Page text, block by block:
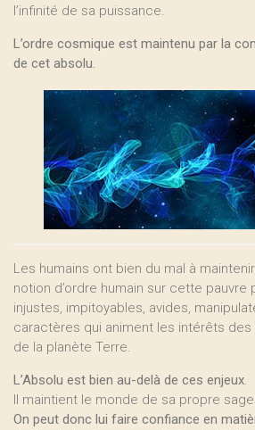
l’infinité de sa puissance.
L’ordre cosmique est maintenu par la
de cet absolu.
Les humains ont bien du mal à
notion d’ordre humain sur cette pauvre
injustes, impitoyables, avides,
caractères qui animent les intérêts des
de la planète Terre.
L’Absolu est bien au-delà de ces enjeux.
Il maintient le monde de sa propre
On peut donc lui faire confiance en